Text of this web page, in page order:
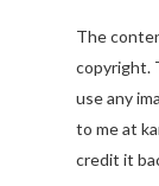
The
copyright.
use any
to me at
credit it